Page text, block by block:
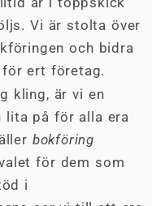
Vi är stolta över
och bidra
ert företag.
kling, är vi en
lita på för alla era
bokföring
för dem som
i